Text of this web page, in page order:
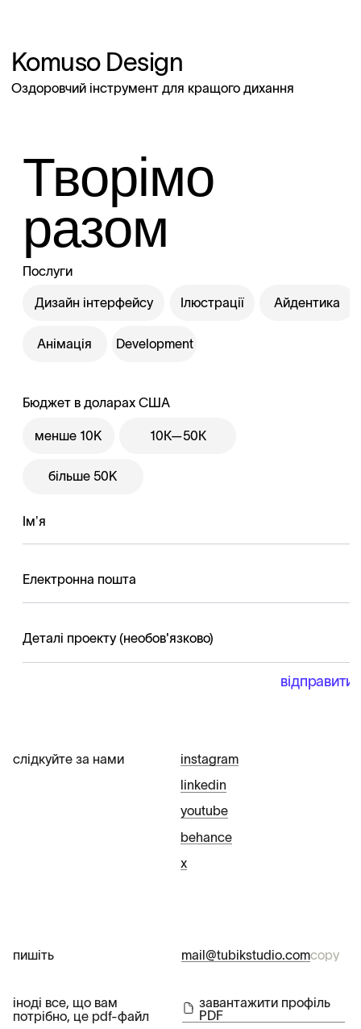
Komuso Design
Оздоровчий інструмент для кращого дихання
Послуги
Дизайн інтерфейсу Ілюстрації Айдентика
Анімація Development
Бюджет в доларах США
менше 10K 10К—50К
більше 50K
Творімо
разом
пишіть mail@tubikstudio.comcopy
іноді все, що вам
потрібно, це pdf-файл
завантажити профіль
PDF
слідкуйте за нами
instagram
linkedin
youtube
behance
х